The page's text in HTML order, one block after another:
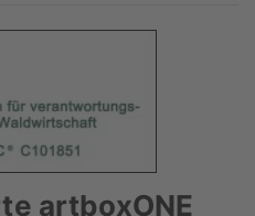
artboxONE